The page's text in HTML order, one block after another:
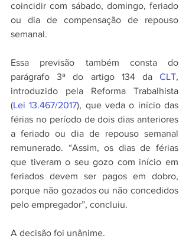
coincidir com sábado, domingo, feriado
ou dia de compensação de repouso
semanal.
Essa previsão também consta do
parágrafo 3ª do artigo 134 da CLT,
introduzido pela Reforma Trabalhista
(Lei 13.467/2017), que veda o início das
férias no período de dois dias anteriores
a feriado ou dia de repouso semanal
remunerado. “Assim, os dias de férias
que tiveram o seu gozo com início em
feriados devem ser pagos em dobro,
porque não gozados ou não concedidos
pelo empregador”, concluiu.
A decisão foi unânime.